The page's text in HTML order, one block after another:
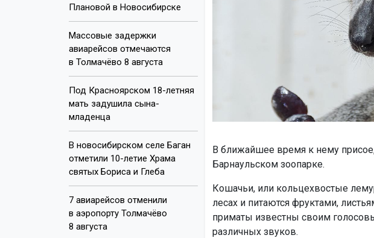
Плановой в Новосибирске
Массовые задержки
авиарейсов отмечаются
в Толмачёво 8 августа
Под Красноярском 18-летняя
мать задушила сына-
младенца
В новосибирском селе Баган
отметили 10-летие Храма
святых Бориса и Глеба
7 авиарейсов отменили
в аэропорту Толмачёво
8 августа
В ближайшее время к нему
Барнаульском зоопарке.
Кошачьи, или кольцехвостые
лесах и питаются фруктами,
приматы известны своим
различных звуков.